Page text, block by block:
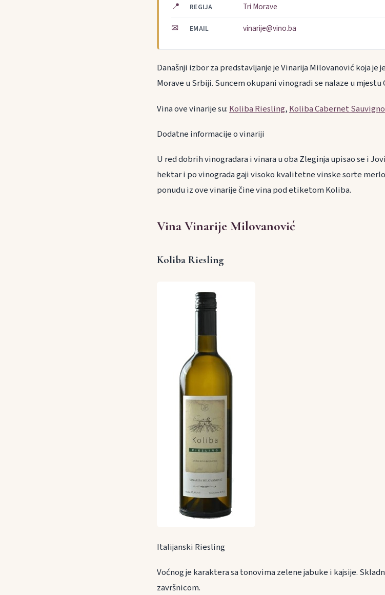
📍 REGIJA Tri Morave
✉ EMAIL vinarije@vino.ba
Današnji izbor za predstavljanje je Vinarija Milovanović koja je
Morave u Srbiji. Suncem okupani vinogradi se nalaze u mjestu
Vina ove vinarije su: Koliba Riesling, Koliba Cabernet
Dodatne informacije o vinariji
U red dobrih vinogradara i vinara u oba Zleginja upisao se i
hektar i po vinograda gaji visoko kvalitetne vinske sorte
ponudu iz ove vinarije čine vina pod etiketom Koliba.
Vina Vinarije Milovanović
Koliba Riesling
Italijanski Riesling
Voćnog je karaktera sa tonovima zelene jabuke i kajsije.
završnicom.